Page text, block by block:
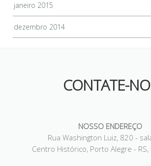
janeiro 2015
dezembro 2014
CONTATE-
NOSSO ENDEREÇO
Rua Washington Luiz, 820 -
Centro Histórico, Porto Alegre -